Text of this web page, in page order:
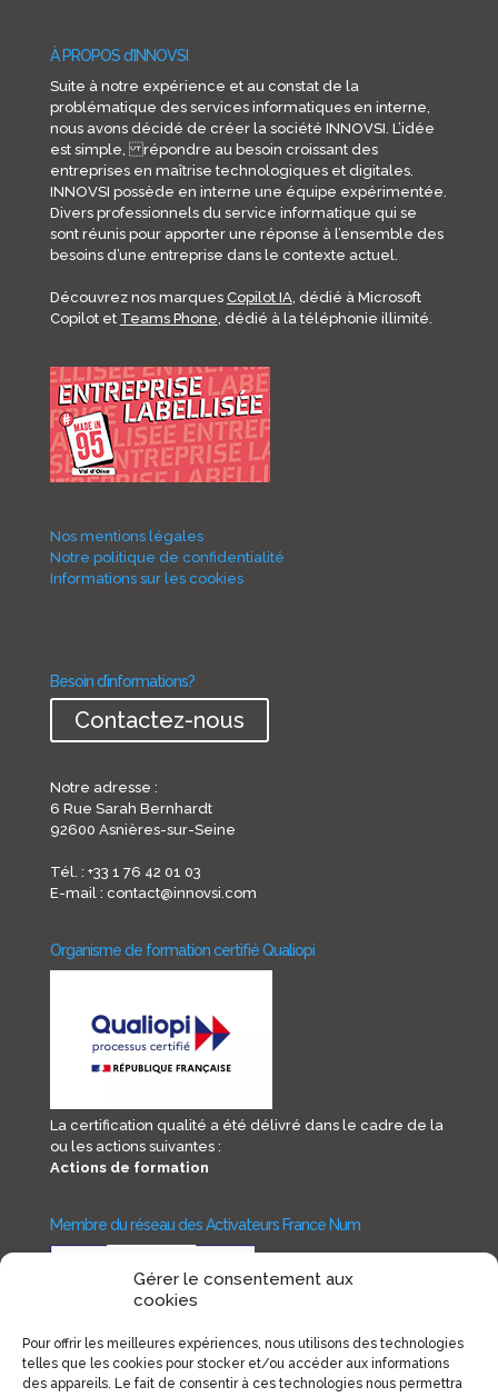
Gérer le consentement aux
cookies
Pour offrir les meilleures expériences, nous utilisons des technologies
telles que les cookies pour stocker et/ou accéder aux informations
des appareils. Le fait de consentir à ces technologies nous permettra
À PROPOS d’INNOVSI
Suite à notre expérience et au constat de la
problématique des services informatiques en interne,
nous avons décidé de créer la société INNOVSI. L’idée
est simple, répondre au besoin croissant des
entreprises en maîtrise technologiques et digitales.
INNOVSI possède en interne une équipe expérimentée.
Divers professionnels du service informatique qui se
sont réunis pour apporter une réponse à l’ensemble des
besoins d’une entreprise dans le contexte actuel.
Découvrez nos marques Copilot IA , dédié à Microsoft
Copilot et Teams Phone , dédié à la téléphonie illimité.
Nos mentions légales
Notre politique de confidentialité
Informations sur les cookies
Besoin d’informations?
Contactez-nous
Notre adresse :
6 Rue Sarah Bernhardt
92600 Asnières-sur-Seine
Tél. : +33 1 76 42 01 03
E-mail : contact@innovsi.com
Organisme de formation certifié Qualiopi
La certification qualité a été délivré dans le cadre de la
ou les actions suivantes :
Actions de formation
Membre du réseau des Activateurs France Num